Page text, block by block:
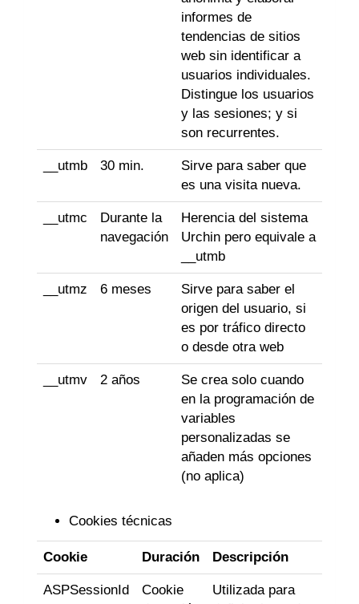
informes de
tendencias de sitios
web sin identificar a
usuarios individuales.
Distingue los usuarios
y las sesiones; y si
son recurrentes.
__utmb 30 min.
Sirve para saber que
es una visita nueva.
__utmc
Durante la
navegación
Herencia del sistema
Urchin pero equivale a
__utmb
__utmz 6 meses
Sirve para saber el
origen del usuario, si
es por tráfico directo
o desde otra web
__utmv 2 años
Se crea solo cuando
en la programación de
variables
personalizadas se
añaden más opciones
(no aplica)
Cookies técnicas
Cookie Duración Descripción
ASPSessionId
Cookie
Utilizada para